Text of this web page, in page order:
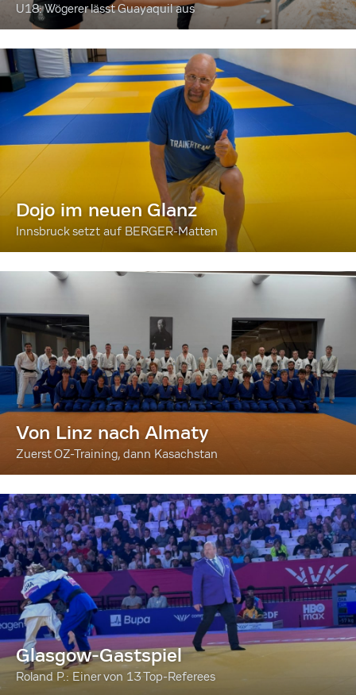
U18: Wögerer lässt Guayaquil aus
Dojo im neuen Glanz
Innsbruck setzt auf BERGER-Matten
Von Linz nach Almaty
Zuerst OZ-Training, dann Kasachstan
Glasgow-Gastspiel
Roland P.: Einer von 13 Top-Referees